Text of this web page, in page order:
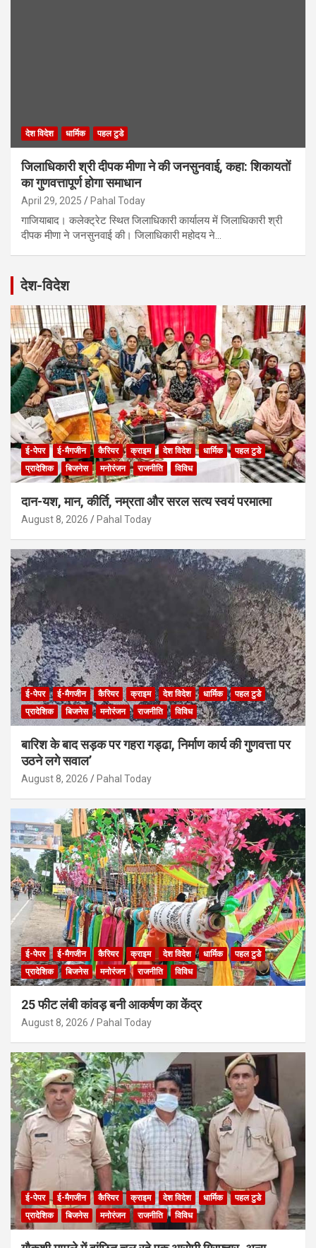
देश विदेश धार्मिक पहल टुडे
जिलाधिकारी श्री दीपक मीणा ने की जनसुनवाई, कहा: शिकायतों
का गुणवत्तापूर्ण होगा समाधान
April 29, 2025 Pahal Today
गाजियाबाद। कलेक्ट्रेट स्थित जिलाधिकारी कार्यालय में जिलाधिकारी श्री
दीपक मीणा ने जनसुनवाई की। जिलाधिकारी महोदय ने…
देश-विदेश
ई-पेपर ई-मैगजीन कैरियर क्राइम देश विदेश धार्मिक
पहल टुडे
प्रादेशिक
बिजनेस मनोरंजन राजनीति विविध
दान-यश, मान, कीर्ति, नम्रता और सरल सत्य स्वयं परमात्मा
August 8, 2026 Pahal Today
ई-पेपर ई-मैगजीन कैरियर क्राइम देश विदेश धार्मिक
पहल टुडे
प्रादेशिक
बिजनेस मनोरंजन राजनीति विविध
बारिश के बाद सड़क पर गहरा गड्ढा, निर्माण कार्य की गुणवत्ता पर
उठने लगे सवाल’
August 8, 2026 Pahal Today
ई-पेपर ई-मैगजीन कैरियर क्राइम देश विदेश धार्मिक
पहल टुडे
प्रादेशिक
बिजनेस मनोरंजन राजनीति विविध
25 फीट लंबी कांवड़ बनी आकर्षण का केंद्र
August 8, 2026 Pahal Today
ई-पेपर ई-मैगजीन कैरियर क्राइम देश विदेश धार्मिक
पहल टुडे
प्रादेशिक
बिजनेस मनोरंजन राजनीति विविध